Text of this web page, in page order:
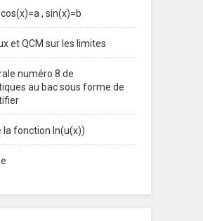
, sin(x)=b
et QCM sur les limites
numéro 8 de
au bac sous forme de
la fonction ln(u(x))